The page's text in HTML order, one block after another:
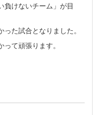
負けないチーム」が目
た試合となりました。
て頑張ります。